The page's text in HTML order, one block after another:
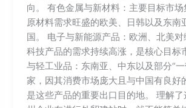
向。 有色金属与新材料：主要目标市
原材料需求旺盛的欧美、日韩以及东南
国。 电子与新能源产品：欧洲、北美
科技产品的需求持续高涨，是核心目标
与轻工业品：东南亚、中东以及部分“一
家，因其消费市场庞大且与中国有良好
是这些产品的重要出口目的地。 理解